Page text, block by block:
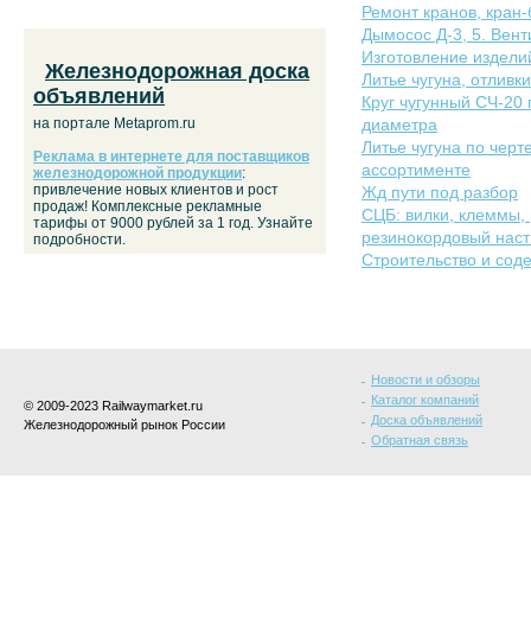
Ремонт кранов,
Дымосос Д-3, 5.
Изготовление
Литье чугуна,
Круг чугунный СЧ-20
диаметра
Литье чугуна по
ассортименте
Жд пути под разбор
СЦБ: вилки, клеммы,
резинокордовый
Строительство и
Железнодорожная доска
объявлений
на портале Metaprom.ru
Реклама в интернете для поставщиков
железнодорожной продукции:
привлечение новых клиентов и рост
продаж! Комплексные рекламные
тарифы от 9000 рублей за 1 год. Узнайте
подробности.
© 2009-2023 Railwaymarket.ru
Железнодорожный рынок России
Новости и обзоры
Каталог компаний
Доска объявлений
Обратная связь